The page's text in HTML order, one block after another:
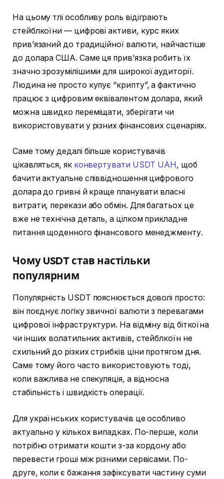
На цьому тлі особливу роль відіграють
стейблкоїни — цифрові активи, курс яких
прив’язаний до традиційної валюти, найчастіше
до долара США. Саме ця прив’язка робить їх
значно зрозумілішими для широкої аудиторії.
Людина не просто купує “крипту”, а фактично
працює з цифровим еквівалентом долара, який
можна швидко переміщати, зберігати чи
використовувати у різних фінансових сценаріях.
Саме тому дедалі більше користувачів
цікавляться, як конвертувати USDT UAH , щоб
бачити актуальне співвідношення цифрового
долара до гривні й краще планувати власні
витрати, перекази або обмін. Для багатьох це
вже не технічна деталь, а цілком прикладне
питання щоденного фінансового менеджменту.
Чому USDT став настільки
популярним
Популярність USDT пояснюється доволі просто:
він поєднує логіку звичної валюти з перевагами
цифрової інфраструктури. На відміну від біткоїна
чи інших волатильних активів, стейблкоїн не
схильний до різких стрибків ціни протягом дня.
Саме тому його часто використовують тоді,
коли важлива не спекуляція, а відносна
стабільність і швидкість операції.
Для українських користувачів це особливо
актуально у кількох випадках. По-перше, коли
потрібно отримати кошти з-за кордону або
перевести гроші між різними сервісами. По-
друге, коли є бажання зафіксувати частину суми